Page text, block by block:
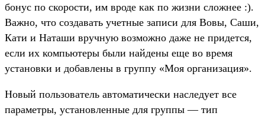
бонус по скорости, им вроде как по жизни сложнее :).
Важно, что создавать учетные записи для Вовы, Саши,
Кати и Наташи вручную возможно даже не придется,
если их компьютеры были найдены еще во время
установки и добавлены в группу «Моя организация».
Новый пользователь автоматически наследует все
параметры, установленные для группы — тип